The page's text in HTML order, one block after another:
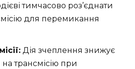
тимчасово роз’єднати
для перемикання
Дія зчеплення знижує
трансмісію при